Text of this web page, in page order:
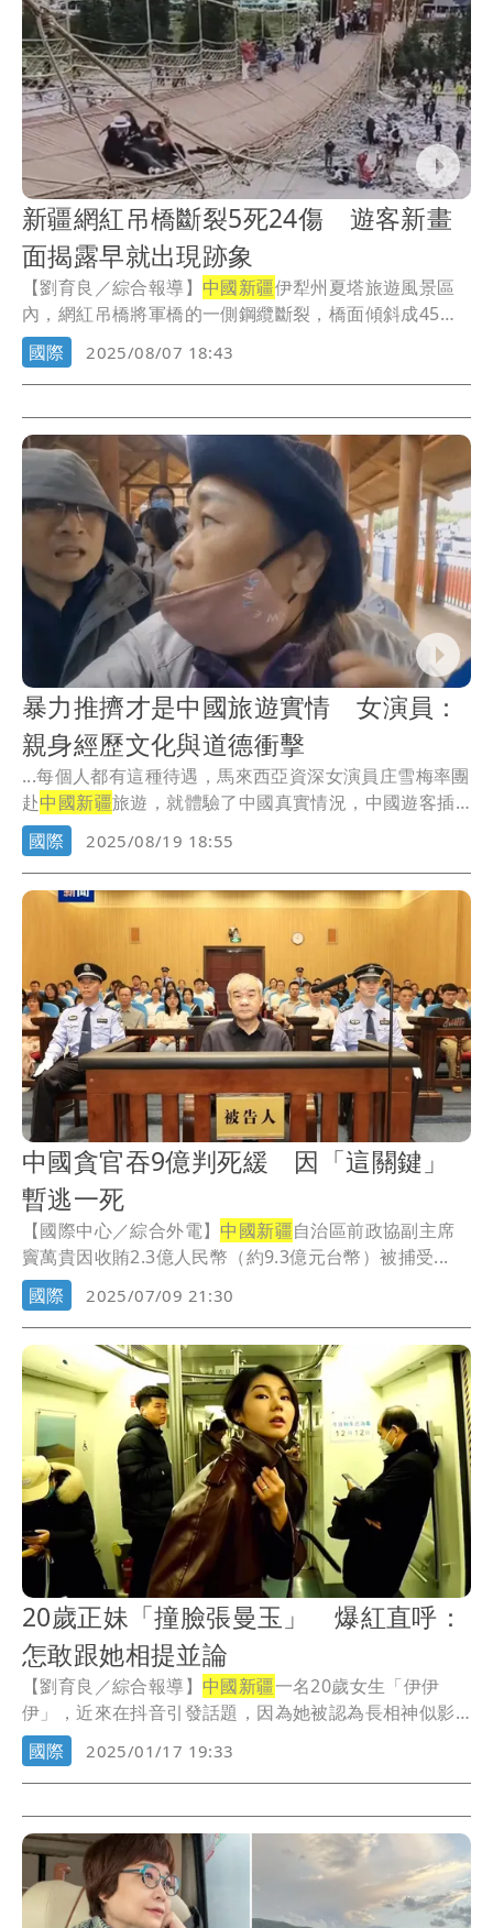
新疆網紅吊橋斷裂5死24傷 遊客新畫
面揭露早就出現跡象
【劉育良／綜合報導】 中國新疆伊犁州夏塔旅遊風景區
內，網紅吊橋將軍橋的一側鋼纜斷裂，橋面傾斜成45
度，...
國際 2025/08/07 18:43
暴力推擠才是中國旅遊實情 女演員：
親身經歷文化與道德衝擊
...每個人都有這種待遇，馬來西亞資深女演員庄雪梅率團
赴中國新疆旅遊，就體驗了中國真實情況，中國遊客插
隊、...
國際 2025/08/19 18:55
中國貪官吞9億判死緩 因「這關鍵」
暫逃一死
【國際中心／綜合外電】 中國新疆自治區前政協副主席
竇萬貴因收賄2.3億人民幣（約9.3億元台幣）被捕受...
國際
2025/07/09 21:30
20歲正妹「撞臉張曼玉」 爆紅直呼：
怎敢跟她相提並論
【劉育良／綜合報導】 中國新疆一名20歲女生「伊伊
伊」，近來在抖音引發話題，因為她被認為長相神似影
后張...
國際 2025/01/17 19:33